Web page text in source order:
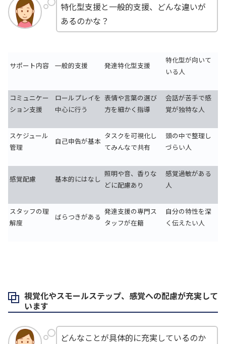
特化型支援と一般的支援、どんな違いが
あるのかな？
サポート内容 一般的支援 発達特化型支援
特化型が向いて
いる人
コミュニケー
ション支援
ロールプレイを
中心に行う
表情や言葉の選び
方を細かく指導
会話が苦手で感
覚が独特な人
スケジュール
管理
自己申告が基本
タスクを可視化し
てみんなで共有
頭の中で整理し
づらい人
感覚配慮 基本的にはなし
照明や音、香りな
どに配慮あり
感覚過敏がある
人
スタッフの理
解度
ばらつきがある
発達支援の専門ス
タッフが在籍
自分の特性を深
く伝えたい人
視覚化やスモールステップ、感覚への配慮が充実して
います
どんなことが具体的に充実しているのか